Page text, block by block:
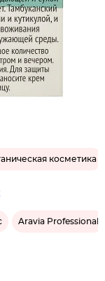
косметика
Aravia Professional